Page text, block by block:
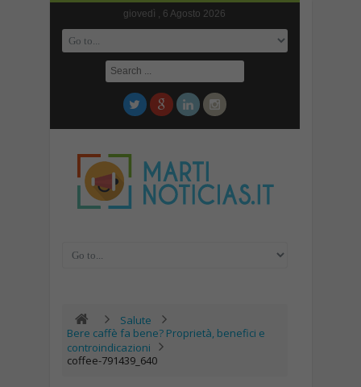
giovedì , 6 Agosto 2026
Salute
Bere caffè fa bene? Proprietà, benefici e
controindicazioni
coffee-791439_640